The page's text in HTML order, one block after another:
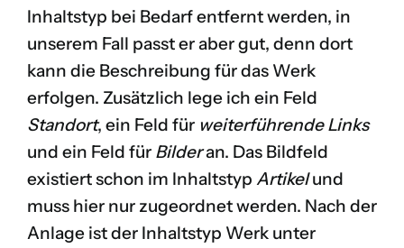
Inhaltstyp bei Bedarf entfernt werden, in
unserem Fall passt er aber gut, denn dort
kann die Beschreibung für das Werk
erfolgen. Zusätzlich lege ich ein Feld
Standort, ein Feld für weiterführende Links
und ein Feld für Bilderan. Das Bildfeld
existiert schon im Inhaltstyp Artikelund
muss hier nur zugeordnet werden. Nach der
Anlage ist der Inhaltstyp Werk unter